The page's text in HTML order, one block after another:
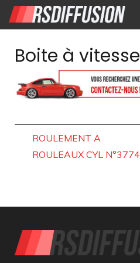
Nouvelles annonces
Annonces prolongées
Atelier mécanique
Contact
Boite à vitesse
ROULEMENT A
ROULEAUX CYL N°3774